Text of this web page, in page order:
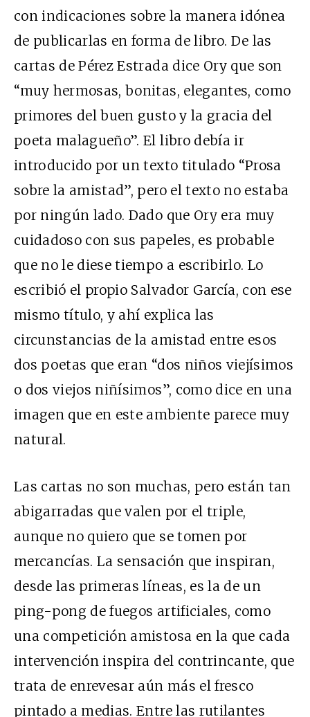
con indicaciones sobre la manera idónea
de publicarlas en forma de libro. De las
cartas de Pérez Estrada dice Ory que son
“muy hermosas, bonitas, elegantes, como
primores del buen gusto y la gracia del
poeta malagueño”. El libro debía ir
introducido por un texto titulado “Prosa
sobre la amistad”, pero el texto no estaba
por ningún lado. Dado que Ory era muy
cuidadoso con sus papeles, es probable
que no le diese tiempo a escribirlo. Lo
escribió el propio Salvador García, con ese
mismo título, y ahí explica las
circunstancias de la amistad entre esos
dos poetas que eran “dos niños viejísimos
o dos viejos niñísimos”, como dice en una
imagen que en este ambiente parece muy
natural.
Las cartas no son muchas, pero están tan
abigarradas que valen por el triple,
aunque no quiero que se tomen por
mercancías. La sensación que inspiran,
desde las primeras líneas, es la de un
ping-pong de fuegos artificiales, como
una competición amistosa en la que cada
intervención inspira del contrincante, que
trata de enrevesar aún más el fresco
pintado a medias. Entre las rutilantes